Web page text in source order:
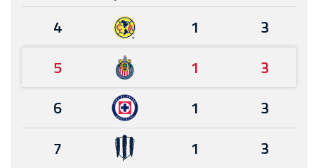
4 1
3
5
1
3
6
1
3
7
1
3